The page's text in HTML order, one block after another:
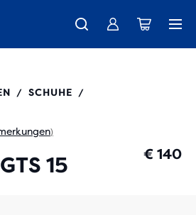
für Mitglieder. Join us
Amp ist da - Shop Damen Herren
Cascadia Kollektion - Jetzt kaufen
/ SCHUHE
/
)
15 € 140